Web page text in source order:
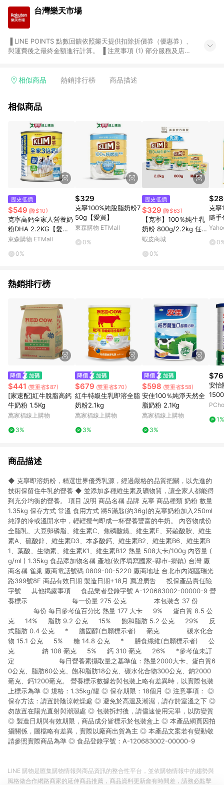
台灣樂天市場
與運費後之最終金額進行計算。 ▐ 注意事項 (1) 部分服務及店家
Smart mobile、神腦生活、JS巨盛、樂天KOBO電子書，請詳閱
台灣樂天市場，並在同一瀏覽器於24小時內結帳，才享有 LINE
市場 45 天內完成訂單出貨及結帳，則不符合贈點資格。 (4) 如
使用APP、或中途瀏覽比價網、回饋網、Google等其他網頁、或
由網頁版(電腦版/手機版網頁)切換為App都將會造成追蹤中斷而
無法進行 LINE POINTS 回饋。 (5) LINE 購物為購物資訊整合性
平台，商品資料更新會有時間差，如顯示之商品規格、顏色、價
位、贈品與台灣樂天市場銷售網頁不符，以銷售網頁標示為準。
(6) 導購訂單已逾 365 天，根據台灣樂天回饋規定，逾期訂單將
點數回饋或點數回饋有爭議，台灣樂天市場保有更改條款與法律
追訴之權利，活動詳情以樂天市場網站公告為準。
相似商品 熱銷排行榜 商品描述
相似商品
歷史低價
$549 (降$10)
克寧高鈣全家人營養奶
粉DHA 2.2KG【愛
買】
東森購物 ETMall
0%
$329
克寧100%純脫脂奶粉7
50g【愛買】
東森購物 ETMall
0%
歷史低價
$329 (降$63)
【克寧】100％純生乳
奶粉 800g/2.2kg 任選
專區
蝦皮商城
0%
克寧
隨手
買】
熱銷排行榜
$441 (雙重省$87)
[家速配]紅牛脫脂高鈣
牛奶粉 1.5Kg
萬家福線上購物
3%
$679 (雙重省$70)
紅牛特級生乳即溶全脂
奶粉2.1kg
萬家福線上購物
3%
$598 (雙重省$58)
安佳100％純淨天然全
脂奶粉 2.1Kg
萬家福線上購物
3%
安怡
1%
商品描述
◆ 克寧即溶奶粉，精選世界優秀乳源，經過嚴格的品質把關，以先進的
技術保留住牛乳的營養 ◆ 並添加多種維生素及礦物質，讓全家人都能得
到充分均衡的營養。 項目 說明 商品名稱 品牌 克寧 商品種類 奶粉 數量
1.35kg 保存方式 常溫 食用方式 將5滿匙(約36g)的克寧奶粉加入250ml
純淨的冷或溫開水中，輕輕攪勻即成一杯營養豐富的牛奶。 內容物成份
全脂乳、大豆卵磷脂、維生素C、焦磷酸鐵、維生素E、菸鹼酸胺、維生
素A、硫酸鋅、維生素D3、本多酸鈣、維生素B2、維生素B6、維生素B
1、葉酸、生物素、維生素K1、維生素B12 熱量 508大卡/100g 內容量 (
g/ml ) 1.35kg 食品添加物名稱 產地(依序填寫國家-縣市-鄉鎮) 台灣 廠
商名稱 雀巢 廠商電話號碼 0809-00-5220 廠商地址 台北市內湖區瑞光
路399號8F 商品有效日期 製造日期+18月 薦證廣告 投保產品責任險
字號 其他揭露事項 食品業者登錄字號 A-120683002-00000-9 營
養標示 每一份量 275 公克 本包裝含 37 份
每份 每日參考值百分比 熱量 177 大卡 9% 蛋白質 8.5 公
克 14% 脂肪 9.2 公克 15% 飽和脂肪 5.2 公克 29% 反
式脂肪 0.4 公克 * 膽固醇(自願標示者) 毫克 碳水化合
物 15.1 公克 5% 糖 14.8 公克 * 膳食纖維(自願標示者) 公
克 鈉 108 毫克 5% 鈣 310 毫克 26% *參考值未訂
定 每日營養素攝取量之基準值：熱量2000大卡、蛋白質6
0公克、脂肪60公克、飽和脂肪18公克、碳水化合物300公克、鈉2000
毫克、鈣1200毫克。 營養標示數據若與包裝上略有差異時，以實際包裝
上標示為準 ◎ 規格：1.35kg/罐 ◎ 保存期限：18個月 ◎ 注意事項： ◎
保存方法：請置於陰涼乾燥處 ◎ 避免於高溫及潮濕，請存於室溫之下 ◎
勿放置在陽光直射與潮濕處 ◎ 包裝拆封後，請儘速使用完畢，以防變質
◎ 製造日期與有效期限，商品成分皆標示於包裝盒上 ◎ 本產品網頁因拍
攝關係，圖檔略有差異，實際以廠商出貨為主 ◎ 本產品文案若有變動敬
請參照實際商品為準 ◎ 食品登錄字號：A-120683002-00000-9
LINE 購物是匯集購物情報與商品資訊的整合性平台，並依購物情報中的趨勢與
風格做合作網路商家的延伸商品推薦，商品資料更新會有時間差，請務必點擊